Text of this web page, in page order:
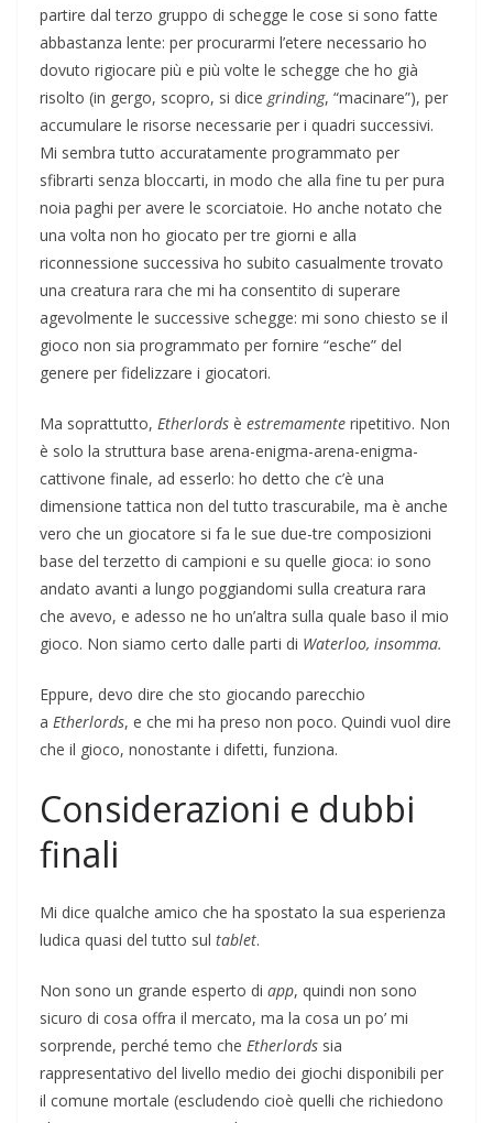
partire dal terzo gruppo di schegge le cose si sono fatte
abbastanza lente: per procurarmi l’etere necessario ho
dovuto rigiocare più e più volte le schegge che ho già
risolto (in gergo, scopro, si dice grinding, “macinare”), per
accumulare le risorse necessarie per i quadri successivi.
Mi sembra tutto accuratamente programmato per
sfibrarti senza bloccarti, in modo che alla fine tu per pura
noia paghi per avere le scorciatoie. Ho anche notato che
una volta non ho giocato per tre giorni e alla
riconnessione successiva ho subito casualmente trovato
una creatura rara che mi ha consentito di superare
agevolmente le successive schegge: mi sono chiesto se il
gioco non sia programmato per fornire “esche” del
genere per fidelizzare i giocatori.
Ma soprattutto, Etherlords è estremamente ripetitivo. Non
è solo la struttura base arena-enigma-arena-enigma-
cattivone finale, ad esserlo: ho detto che c’è una
dimensione tattica non del tutto trascurabile, ma è anche
vero che un giocatore si fa le sue due-tre composizioni
base del terzetto di campioni e su quelle gioca: io sono
andato avanti a lungo poggiandomi sulla creatura rara
che avevo, e adesso ne ho un’altra sulla quale baso il mio
gioco. Non siamo certo dalle parti di Waterloo, insomma.
Eppure, devo dire che sto giocando parecchio
a Etherlords, e che mi ha preso non poco. Quindi vuol dire
che il gioco, nonostante i difetti, funziona.
Considerazioni e dubbi
finali
Mi dice qualche amico che ha spostato la sua esperienza
ludica quasi del tutto sul tablet.
Non sono un grande esperto di app, quindi non sono
sicuro di cosa offra il mercato, ma la cosa un po’ mi
sorprende, perché temo che Etherlords sia
rappresentativo del livello medio dei giochi disponibili per
il comune mortale (escludendo cioè quelli che richiedono